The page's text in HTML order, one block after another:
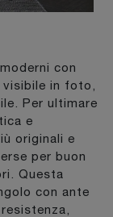
con
in foto,
Per ultimare
e
originali e
per buon
Questa
con ante